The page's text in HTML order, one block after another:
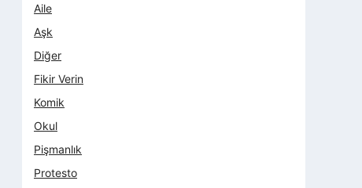
Aile
Aşk
Diğer
Fikir Verin
Komik
Okul
Pişmanlık
Protesto